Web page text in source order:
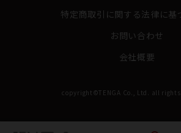
特定商取引に関する法律に基
お問い合わせ
会社概要
copyright©TENGA Co., Ltd. all rights